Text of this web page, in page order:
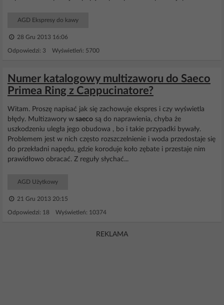
AGD Ekspresy do kawy
28 Gru 2013 16:06
Odpowiedzi: 3 Wyświetleń: 5700
Numer katalogowy multizaworu do Saeco
Primea Ring z Cappucinatore?
Witam. Proszę napisać jak się zachowuje ekspres i czy wyświetla
błędy. Multizawory w saeco są do naprawienia, chyba że
uszkodzeniu uległa jego obudowa , bo i takie przypadki bywały.
Problemem jest w nich często rozszczelnienie i woda przedostaje się
do przekładni napędu, gdzie koroduje koło zębate i przestaje nim
prawidłowo obracać. Z reguły słychać...
AGD Użytkowy
21 Gru 2013 20:15
Odpowiedzi: 18 Wyświetleń: 10374
REKLAMA